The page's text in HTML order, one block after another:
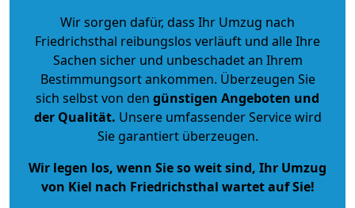
Wir sorgen dafür, dass Ihr Umzug nach
Friedrichsthal reibungslos verläuft und alle Ihre
Sachen sicher und unbeschadet an Ihrem
Bestimmungsort ankommen. Überzeugen Sie
sich selbst von den günstigen Angeboten und
der Qualität. Unsere umfassender Service wird
Sie garantiert überzeugen.
Wir legen los, wenn Sie so weit sind, Ihr Umzug
von Kiel nach Friedrichsthal wartet auf Sie!